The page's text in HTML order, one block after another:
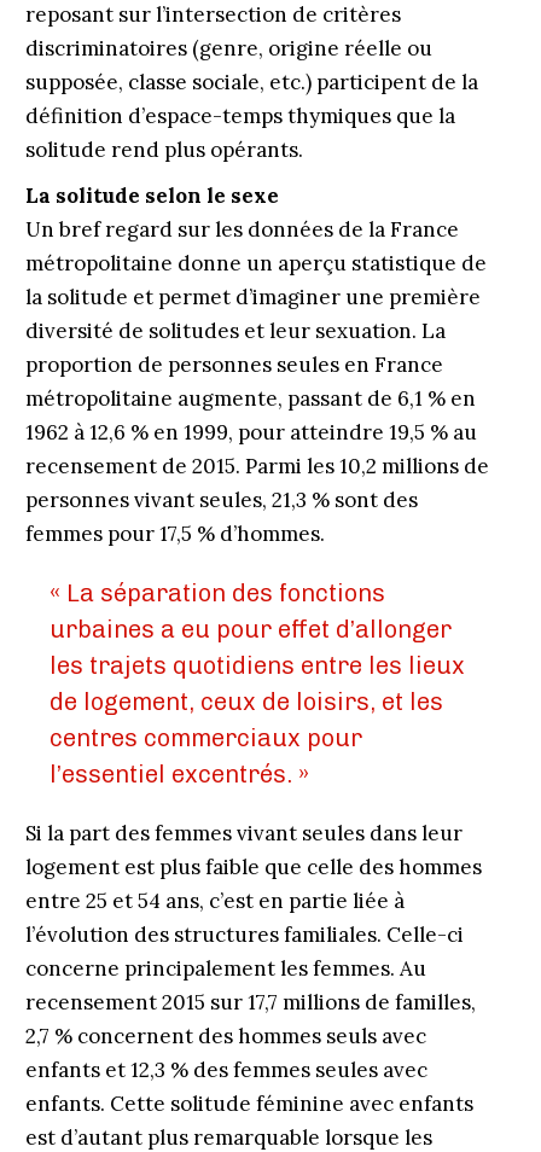
reposant sur l’intersection de critères
discriminatoires (genre, origine réelle ou
supposée, classe sociale, etc.) participent de la
définition d’espace-temps thymiques que la
solitude rend plus opérants.
La solitude selon le sexe
Un bref regard sur les données de la France
métropolitaine donne un aperçu statistique de
la solitude et permet d’imaginer une première
diversité de solitudes et leur sexuation. La
proportion de personnes seules en France
métropolitaine augmente, passant de 6,1 % en
1962 à 12,6 % en 1999, pour atteindre 19,5 % au
recensement de 2015. Parmi les 10,2 millions de
personnes vivant seules, 21,3 % sont des
femmes pour 17,5 % d’hommes.
« La séparation des fonctions
urbaines a eu pour effet d’allonger
les trajets quotidiens entre les lieux
de logement, ceux de loisirs, et les
centres commerciaux pour
l’essentiel excentrés. »
Si la part des femmes vivant seules dans leur
logement est plus faible que celle des hommes
entre 25 et 54 ans, c’est en partie liée à
l’évolution des structures familiales. Celle-ci
concerne principalement les femmes. Au
recensement 2015 sur 17,7 millions de familles,
2,7 % concernent des hommes seuls avec
enfants et 12,3 % des femmes seules avec
enfants. Cette solitude féminine avec enfants
est d’autant plus remarquable lorsque les